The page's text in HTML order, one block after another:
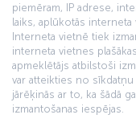
piemēram, IP adrese,
laiks, aplūkotās interneta
Interneta vietnē tiek
interneta vietnes
apmeklētājs atbilstoši
var atteikties no
jārēķinās ar to, ka šādā
izmantošanas iespējas.